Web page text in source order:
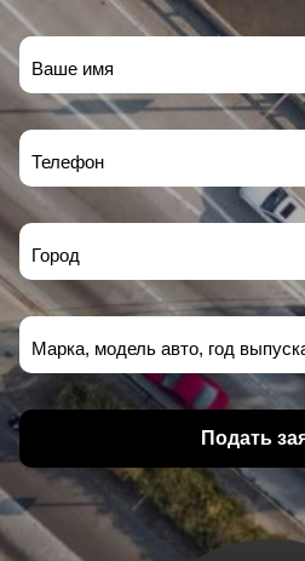
Ваше имя
Телефон
Город
Марка, модель авто, год
Подать